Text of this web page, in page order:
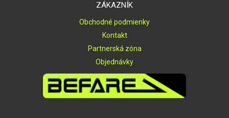
ZÁKAZNÍK
Obchodné podmienky
Kontakt
Partnerská zóna
Objednávky